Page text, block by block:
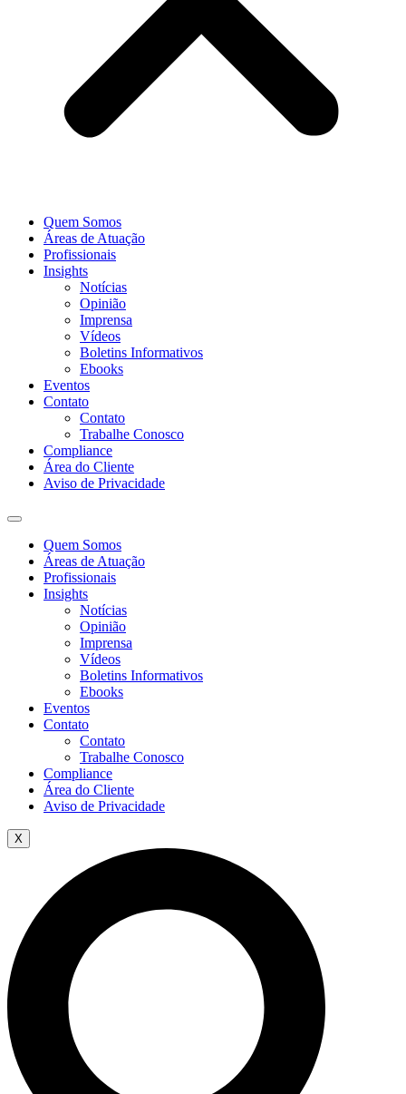
Quem Somos
Áreas de Atuação
Profissionais
Insights
Notícias
Opinião
Imprensa
Vídeos
Boletins Informativos
Ebooks
Eventos
Contato
Contato
Trabalhe Conosco
Compliance
Área do Cliente
Aviso de Privacidade
Quem Somos
Áreas de Atuação
Profissionais
Insights
Notícias
Opinião
Imprensa
Vídeos
Boletins Informativos
Ebooks
Eventos
Contato
Contato
Trabalhe Conosco
Compliance
Área do Cliente
Aviso de Privacidade
X